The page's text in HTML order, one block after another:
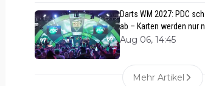
Darts WM 2027: PDC
ab – Karten werden nur
Aug 06, 14:45
Mehr Artikel